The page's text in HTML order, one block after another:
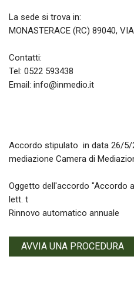
La sede si trova in:
MONASTERACE (RC) 89040,
Contatti:
Tel: 0522 593438
Email: info@inmedio.it
Accordo stipulato in data 26/5/
mediazione Camera di
Oggetto dell'accordo "Accordo
lett. t
Rinnovo automatico annuale
AVVIA UNA PROCEDURA